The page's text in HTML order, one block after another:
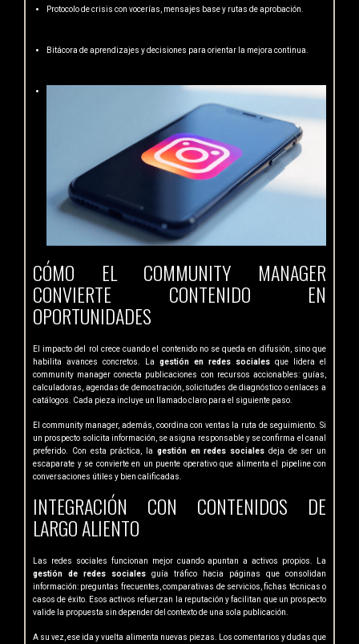
Protocolo de crisis con vocerías, mensajes base y rutas de aprobación.
Bitácora de aprendizajes y decisiones para orientar la mejora continua.
CÓMO EL COMMUNITY MANAGER
CONVIERTE CONTENIDO EN
OPORTUNIDADES
El impacto del rol crece cuando el contenido no se queda en difusión, sino que
habilita avances concretos. La gestión en redes sociales que lidera el
community manager conecta publicaciones con recursos accionables: guías,
calculadoras, agendas de demostración, solicitudes de diagnóstico o enlaces a
catálogos. Cada pieza incluye un llamado claro para el siguiente paso.
El community manager, además, coordina con ventas la ruta de seguimiento. Si
un prospecto solicita información, se asigna responsable y se confirma el canal
preferido. Con esta práctica, la gestión en redes sociales deja de ser un
escaparate y se convierte en un puente operativo que alimenta el pipeline con
conversaciones útiles y bien calificadas.
INTEGRACIÓN CON CONTENIDOS DE
LARGO ALIENTO
Las redes sociales funcionan mejor cuando apuntan a activos propios. La
gestión de redes sociales guía tráfico hacia páginas que consolidan
información: preguntas frecuentes, comparativas de servicios, fichas técnicas o
casos de éxito. Esos activos refuerzan la reputación y facilitan que un prospecto
valide la propuesta sin depender del contexto de una sola publicación.
A su vez, ese ida y vuelta alimenta nuevas piezas. Los comentarios y dudas que